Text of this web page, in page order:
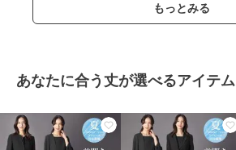
もっとみる
あなたに合う丈が選べるアイテム